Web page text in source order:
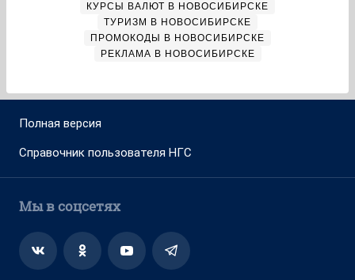
КУРСЫ ВАЛЮТ В НОВОСИБИРСКЕ
ТУРИЗМ В НОВОСИБИРСКЕ
ПРОМОКОДЫ В НОВОСИБИРСКЕ
РЕКЛАМА В НОВОСИБИРСКЕ
Полная версия
Справочник пользователя НГС
Мы в соцсетях